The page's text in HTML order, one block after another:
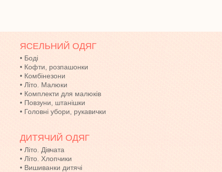
ЯСЕЛЬНИЙ ОДЯГ
• Боді
• Кофти, розпашонки
• Комбінезони
• Літо. Малюки
• Комплекти для малюків
• Повзуни, штанішки
• Головні убори, рукавички
ДИТЯЧИЙ ОДЯГ
• Літо. Дівчата
• Літо. Хлопчики
• Вишиванки дитячі